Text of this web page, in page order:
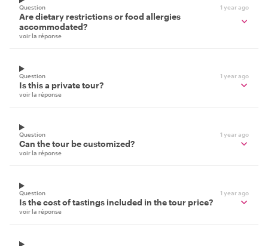
Question 1 year ago
Are dietary restrictions or food allergies
accommodated?
voir la réponse
Question 1 year ago
Is this a private tour?
voir la réponse
Question 1 year ago
Can the tour be customized?
voir la réponse
Question 1 year ago
Is the cost of tastings included in the tour price?
voir la réponse